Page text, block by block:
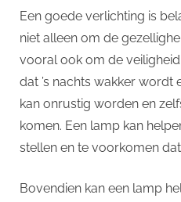
Een goede verlichting is
niet alleen om de
vooral ook om de
dat ’s nachts wakker wordt
kan onrustig worden en
komen. Een lamp kan
stellen en te voorkomen
Bovendien kan een lamp